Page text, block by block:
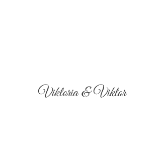
Viktoria & Viktor